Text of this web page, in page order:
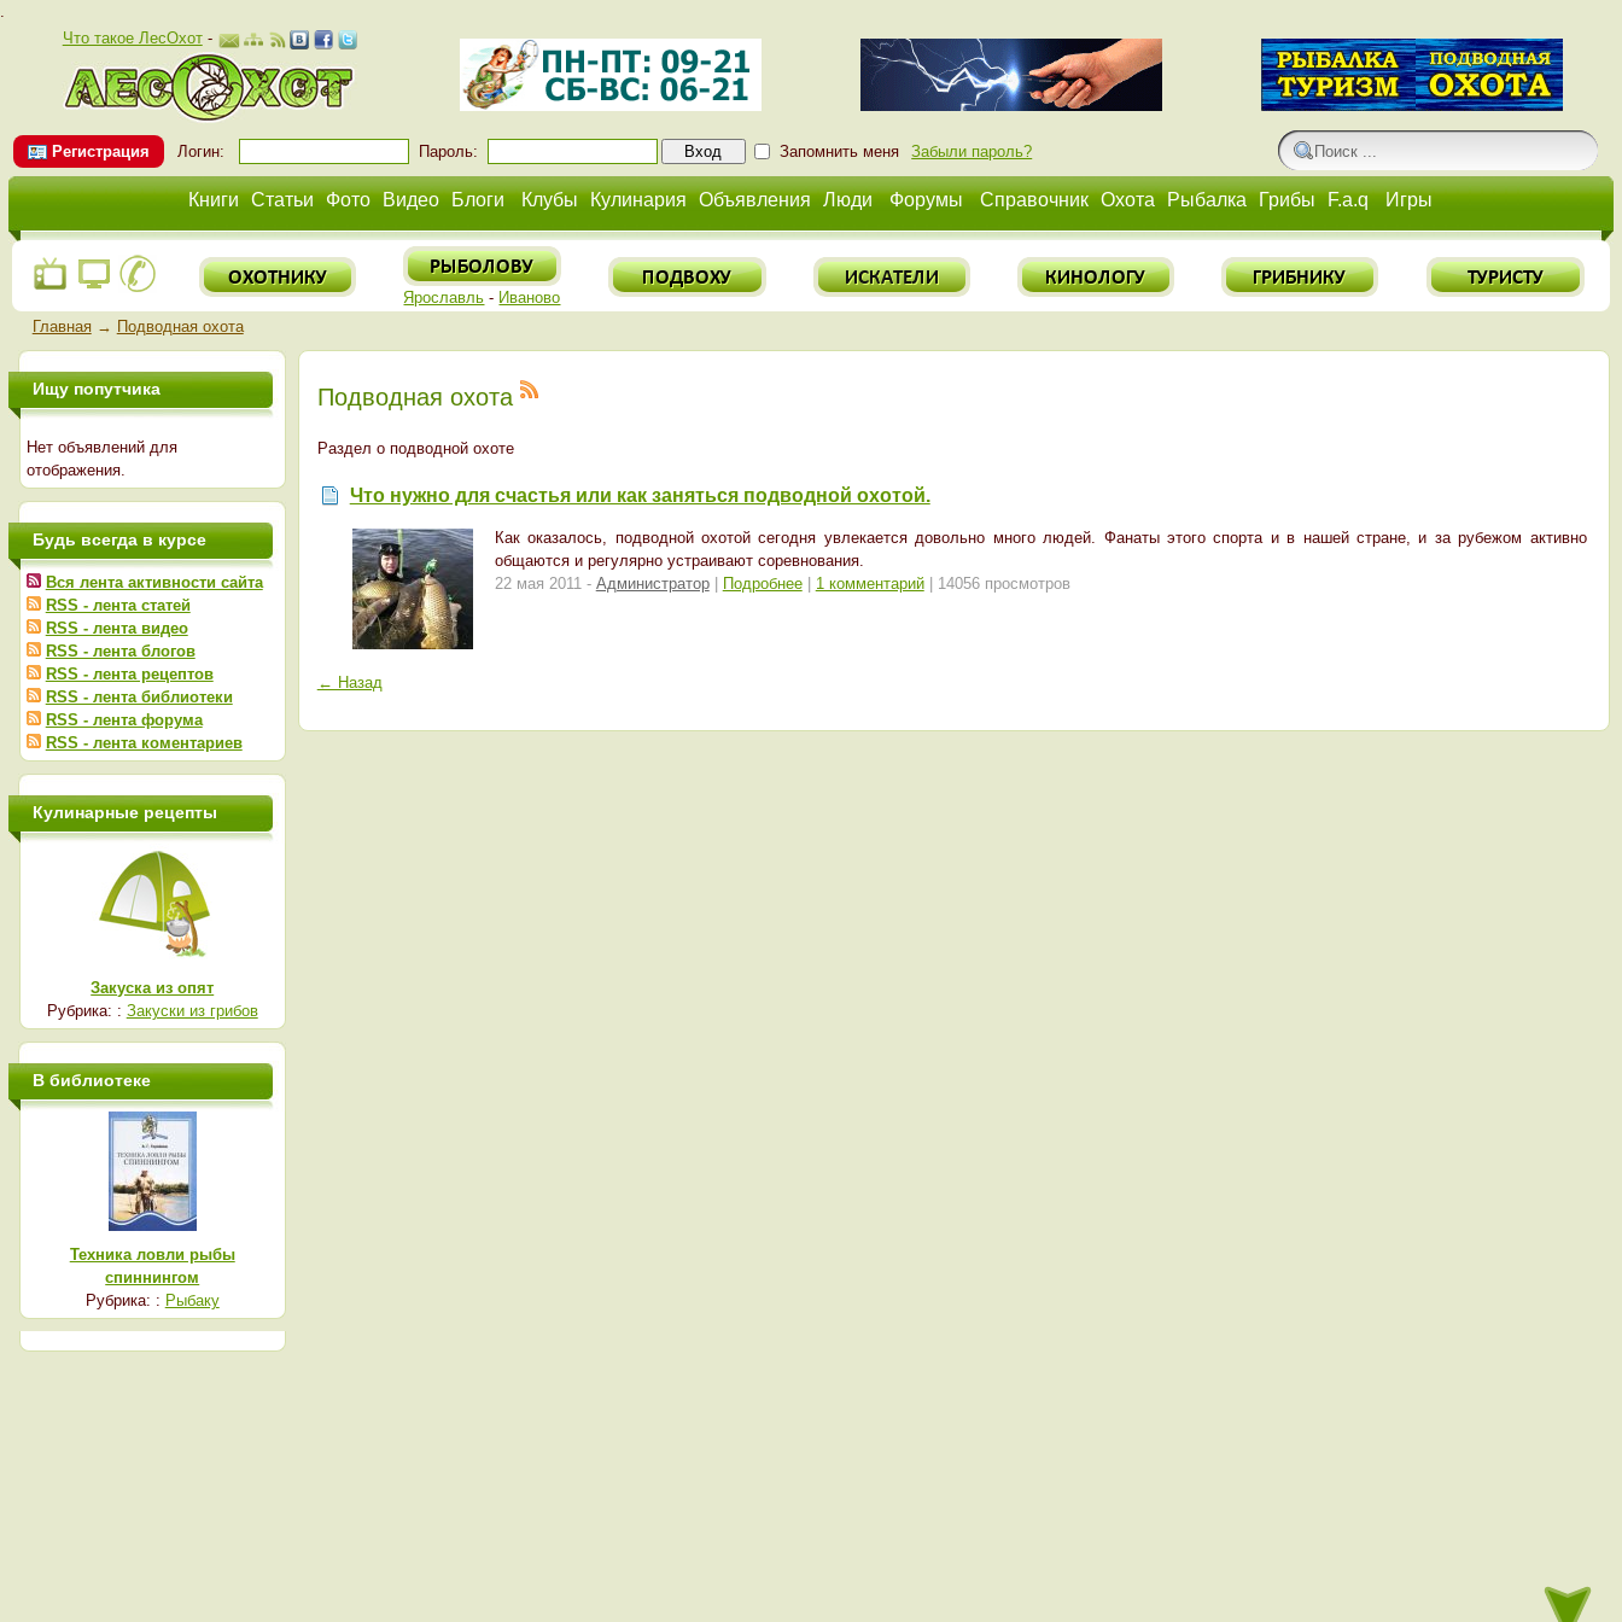
.
Что такое ЛесОхот-
Регистрация Логин: Пароль: Запомнить меня Забыли пароль?
Книги Статьи Фото Видео Блоги Клубы Кулинария Объявления Люди Форумы Справочник Охота Рыбалка Грибы F.a.q Игры
Ярославль - Иваново
Главная→ Подводная охота
Подводная охота
Раздел о подводной охоте
Что нужно для счастья или как заняться подводной охотой.
Как оказалось, подводной охотой сегодня увлекается довольно много людей. Фанаты этого спорта и в нашей стране, и за рубежом активно
общаются и регулярно устраивают соревнования.
22 мая 2011 - Администратор| Подробнее| 1 комментарий| 14056 просмотров
← Назад
Ищу попутчика
Нет объявлений для
отображения.
Будь всегда в курсе
Вся лента активности сайта
RSS - лента статей
RSS - лента видео
RSS - лента блогов
RSS - лента рецептов
RSS - лента библиотеки
RSS - лента форума
RSS - лента коментариев
Кулинарные рецепты
Закуска из опят
Рубрика: : Закуски из грибов
В библиотеке
Техника ловли рыбы
спиннингом
Рубрика: : Рыбаку